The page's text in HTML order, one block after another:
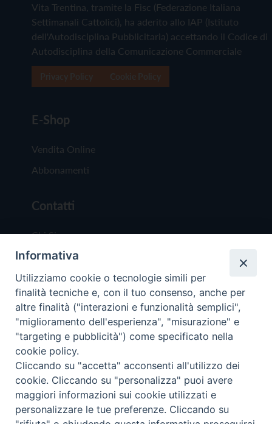
Vita Trentina, tramite la Fisc (Federazione Italiana
Settimanali Cattolici), ha aderito allo IAP (Istituto
dell'Autodisciplina Pubblicitaria) accettando il Codice di
Autodisciplina della Comunicazione Commerciale
E-Shop
Vendita Online
Abbonamenti
Contatti
Chi Siamo
Redazione
Scrivici
Copyright © 2019 - Tutti i diritti riservati - Vita
Trentina Editrice
Privacy Policy
Torna
Informativa
Utilizziamo cookie o tecnologie simili per
finalità tecniche e, con il tuo consenso, anche per
altre finalità ("interazioni e funzionalità semplici",
"miglioramento dell'esperienza", "misurazione" e
"targeting e pubblicità") come specificato nella
cookie policy.
Cliccando su "accetta" acconsenti all'utilizzo dei
cookie. Cliccando su "personalizza" puoi avere
maggiori informazioni sui cookie utilizzati e
personalizzare le tue preferenze. Cliccando su